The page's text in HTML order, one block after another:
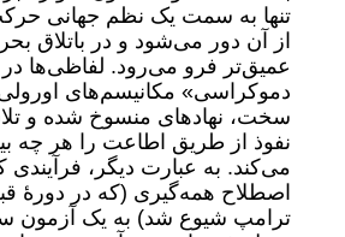
تنها به سمت یک نظم جهانی
از آن دور می‌شود و در باتلاق
عمیق‌تر فرو می‌رود. لفاظی‌ها
دموکراسی» مکانیسم‌های
سخت، نهادهای منسوخ شده و
نفوذ از طریق اطاعت را هر چه
می‌کند. به عبارت دیگر، فرآیندی
اصطلاح همه‌گیری (که در دورۀ
ترامپ شیوع شد) به یک آزمون